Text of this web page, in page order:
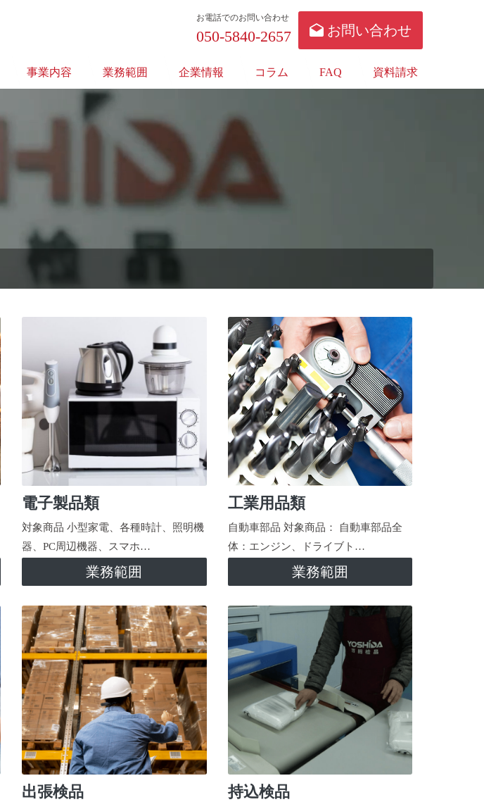
お電話でのお問い合わせ
050-5840-2657 お問い合わせ
事業内容 業務範囲 企業情報 コラム FAQ 資料請求
電子製品類
対象商品 小型家電、各種時計、照明機
器、PC周辺機器、スマホ…
業務範囲
工業用品類
自動車部品 対象商品： 自動車部品全
体：エンジン、ドライブト…
業務範囲
出張検品 持込検品